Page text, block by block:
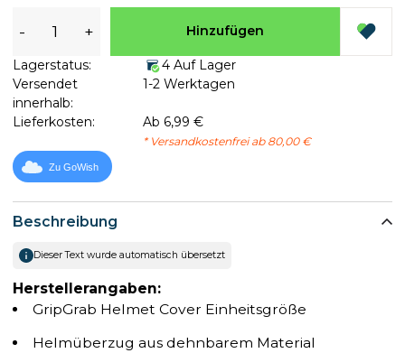
Beschreibung
Dieser Text wurde automatisch übersetzt
Herstellerangaben:
GripGrab Helmet Cover Einheitsgröße
Helmüberzug aus dehnbarem Material
- + Hinzufügen
Lagerstatus:
4 Auf Lager
Versendet
innerhalb:
1-2 Werktagen
Lieferkosten: Ab 6,99 €
* Versandkostenfrei ab 80,00 €
Zu GoWish